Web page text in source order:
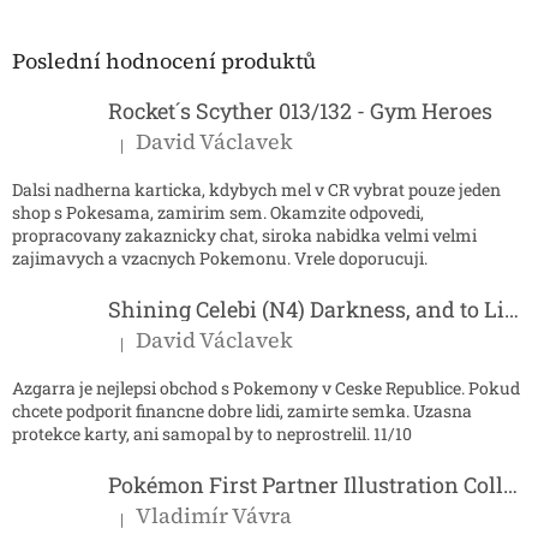
Poslední hodnocení produktů
Rocket´s Scyther 013/132 - Gym Heroes
Hodnocení produktu je 5 z 5 hvězdiček.
| David Václavek
Dalsi nadherna karticka, kdybych mel v CR vybrat pouze jeden
shop s Pokesama, zamirim sem. Okamzite odpovedi,
propracovany zakaznicky chat, siroka nabidka velmi velmi
zajimavych a vzacnych Pokemonu. Vrele doporucuji.
Shining Celebi (N4) Darkness, and to Light...
Hodnocení produktu je 5 z 5 hvězdiček.
| David Václavek
Azgarra je nejlepsi obchod s Pokemony v Ceske Republice. Pokud
chcete podporit financne dobre lidi, zamirte semka. Uzasna
protekce karty, ani samopal by to neprostrelil. 11/10
Pokémon First Partner Illustration Collection - Series 2
Hodnocení produktu je 5 z 5 hvězdiček.
| Vladimír Vávra